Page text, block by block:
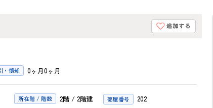
・償却 0ヶ月0ヶ月
所在階 / 階数 2階 / 2階建 202